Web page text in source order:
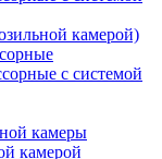
камерой)
с системой
камеры
камерой